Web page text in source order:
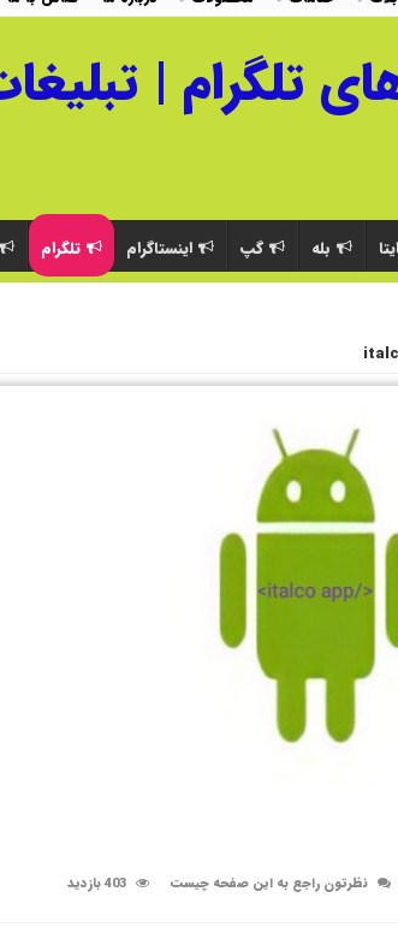
ایتا بله گپ اینستاگرام تلگرام
نظرتون راجع به این صفحه چیست 403 بازدید